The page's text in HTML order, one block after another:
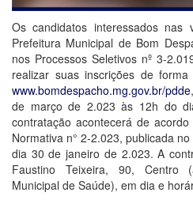
Os candidatos interessados
Prefeitura Municipal de Bom
nos Processos Seletivos nº 3-
realizar suas inscrições de
www.bomdespacho.mg.gov.br/pdde
de março de 2.023 às 12h do
contratação acontecerá de
Normativa n° 2-2.023, publicada
dia 30 de janeiro de 2.023. A
Faustino Teixeira, 90, Centro
Municipal de Saúde), em dia e